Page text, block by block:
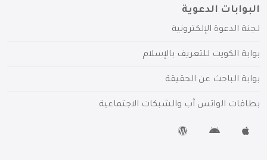
البوابات الدعوية
لجنة الدعوة الإلكترونية
بوابة الكويت للتعريف بالإسلام
بوابة الباحث عن الحقيقة
بطاقات الواتس آب والشبكات الاجتماعية